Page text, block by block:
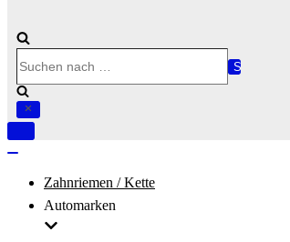
nach …
Navigation
Zahnriemen / Kette
Automarken